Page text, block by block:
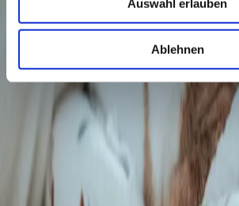
Auswahl erlauben
Ablehnen
befürworten wir nicht. Das Vernachlässigen
im Übrigen als tierschutzwidrig.
Neben spezialisierten Zahnbehandlungen
umfassend zur Zahnpflege zuhause. Fragen
der Zahnputzsprechstunde, welche von
Spezialausbildung angeboten wird.